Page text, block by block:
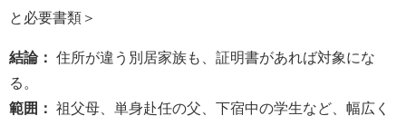
と必要書類＞
結論：
住所が違う別居家族も、証明書があれば対象にな
る。
範囲：
祖父母、単身赴任の父、下宿中の学生など、幅広く